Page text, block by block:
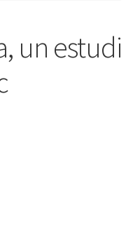
un estudi